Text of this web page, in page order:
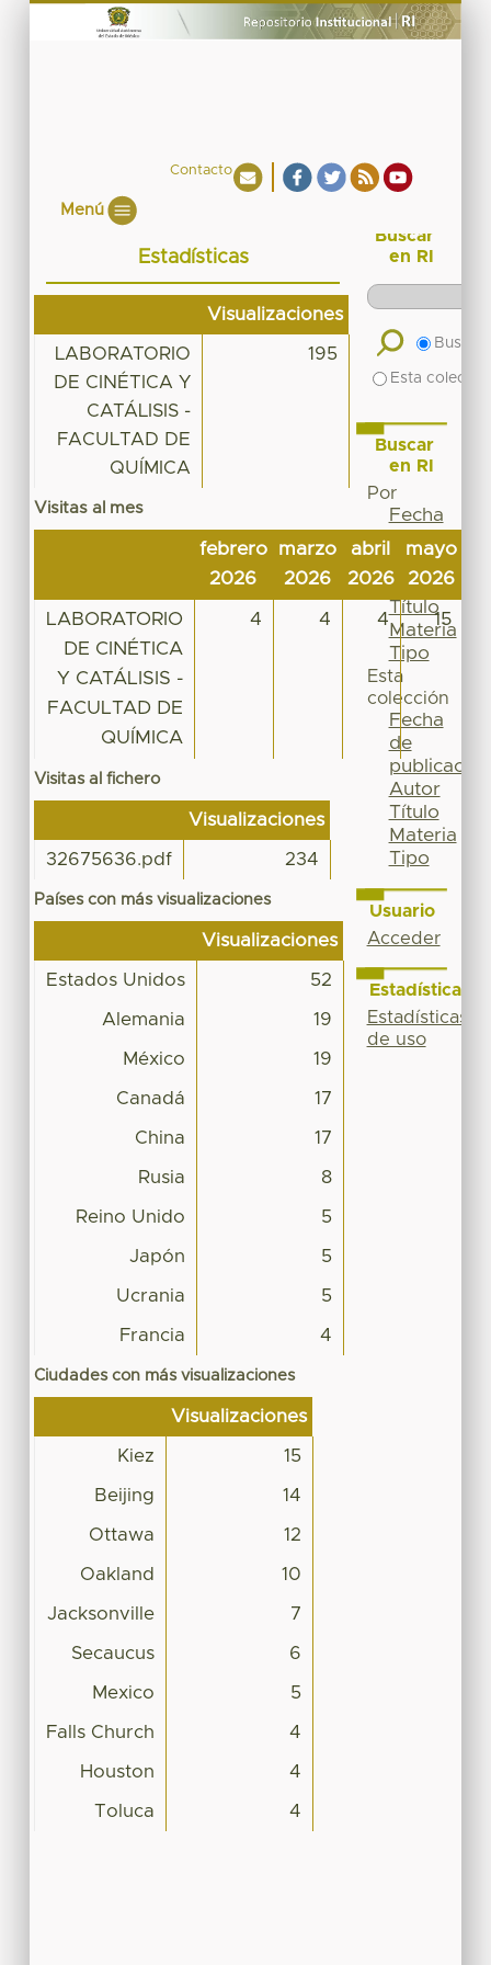
Contacto
Menú
Estadísticas
Visualizaciones
LABORATORIO
DE CINÉTICA Y
CATÁLISIS -
FACULTAD DE
QUÍMICA
195
Visitas al mes
febrero
2026
marzo
2026
abril
2026
mayo
2026
LABORATORIO
DE CINÉTICA
Y CATÁLISIS -
FACULTAD DE
QUÍMICA
4 4 4 15
Visitas al fichero
Visualizaciones
32675636.pdf 234
Países con más visualizaciones
Visualizaciones
Estados Unidos 52
Alemania 19
México 19
Canadá 17
China 17
Rusia 8
Reino Unido 5
Japón 5
Ucrania 5
Francia 4
Ciudades con más visualizaciones
Visualizaciones
Kiez 15
Beijing 14
Ottawa 12
Oakland 10
Jacksonville 7
Secaucus 6
Mexico 5
Falls Church 4
Houston 4
Toluca 4
Buscar
en RI
Buscar
Esta
Buscar
en RI
Por
Fecha
de
publicación
Autor
Título
Materia
Tipo
Esta
colección
Fecha
de
publicación
Autor
Título
Materia
Tipo
Usuario
Acceder
Estadísticas
Estadísticas
de uso